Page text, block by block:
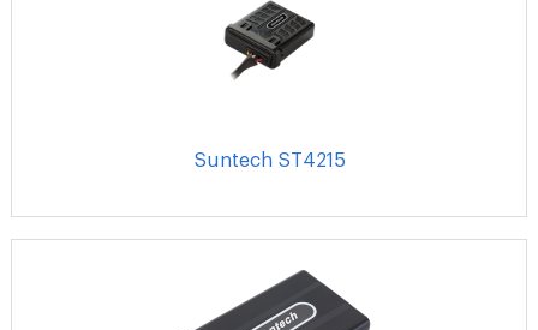
Suntech ST4215